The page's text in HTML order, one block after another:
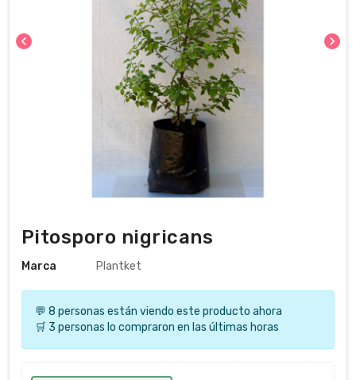
chevron_left chevron_right
Pitosporo nigricans
Marca Plantket
💬 8 personas están viendo este producto ahora
🛒 3 personas lo compraron en las últimas horas